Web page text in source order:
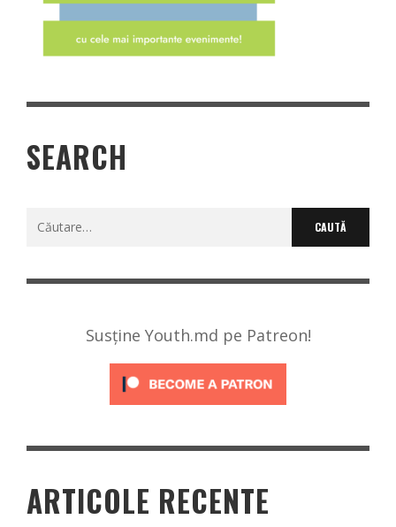
SEARCH
Caută
Susține Youth.md pe Patreon!
ARTICOLE RECENTE